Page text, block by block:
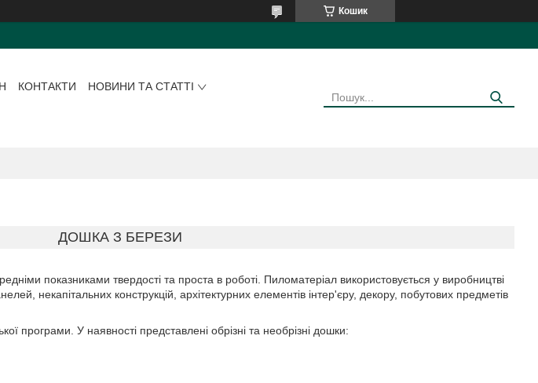
Кошик
КОНТАКТИ
НОВИНИ ТА СТАТТІ
ДОШКА З БЕРЕЗИ
показниками твердості та проста в роботі. Пиломатеріал використовується у виробництві
некапітальних конструкцій, архітектурних елементів інтер'єру, декору, побутових предметів
програми. У наявності представлені обрізні та необрізні дошки: